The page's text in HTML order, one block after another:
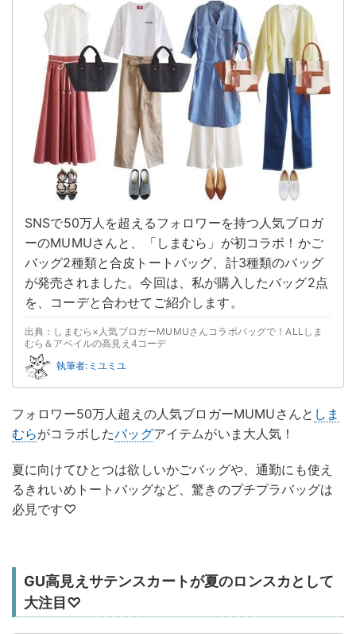
SNSで50万人を超えるフォロワーを持つ人気ブロガ
ーのMUMUさんと、「しまむら」が初コラボ！かご
バッグ2種類と合皮トートバッグ、計3種類のバッグ
が発売されました。今回は、私が購入したバッグ2点
を、コーデと合わせてご紹介します。
出典：しまむら×人気ブロガーMUMUさんコラボバッグで！ALLしま
むら＆アベイルの高見え4コーデ
執筆者:ミユミユ
フォロワー50万人超えの人気ブロガーMUMUさんと しま
むらがコラボしたバッグアイテムがいま大人気！
夏に向けてひとつは欲しいかごバッグや、通勤にも使え
るきれいめトートバッグなど、驚きのプチプラバッグは
必見です♡
GU高見えサテンスカートが夏のロンスカとして
大注目♡